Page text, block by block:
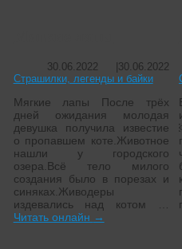
30.06.2022
30.06.2022
Страшилки, легенды и байки
Мягкие лапы После трёх
дней ожидания молодая
девушка получила известие
о пропавшем коте.Животное
нашли у городского
озера.Всё тело милого
создания было в порезах и
синяках.Живодеры
издевались над котом …
Читать онлайн →